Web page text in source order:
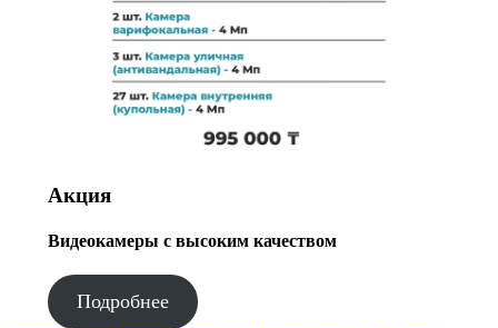
Акция
Видеокамеры с высоким качеством
Подробнее